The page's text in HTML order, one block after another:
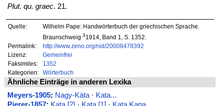
Plut. qu. graec. 21.
Quelle:
Wilhelm Pape: Handwörterbuch der griechischen Sprache.
Braunschweig 31914, Band 1, S. 1352.
Permalink:
http://www.zeno.org/nid/20008478392
Lizenz:
Gemeinfrei
Faksimiles:
1352
Kategorien:
Wörterbuch
Ähnliche Einträge in anderen Lexika
Meyers-1905: Nagy-Káta· Kata...
Pierer-1857: Kata [2] · Kata [1] · Kata Kana